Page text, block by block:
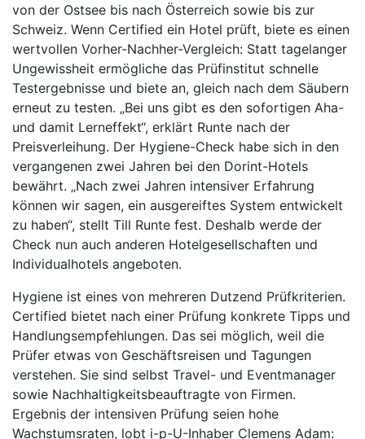
von der Ostsee bis nach Österreich sowie bis zur
Schweiz. Wenn Certified ein Hotel prüft, biete es einen
wertvollen Vorher-Nachher-Vergleich: Statt tagelanger
Ungewissheit ermögliche das Prüfinstitut schnelle
Testergebnisse und biete an, gleich nach dem Säubern
erneut zu testen. „Bei uns gibt es den sofortigen Aha-
und damit Lerneffekt“, erklärt Runte nach der
Preisverleihung. Der Hygiene-Check habe sich in den
vergangenen zwei Jahren bei den Dorint-Hotels
bewährt. „Nach zwei Jahren intensiver Erfahrung
können wir sagen, ein ausgereiftes System entwickelt
zu haben“, stellt Till Runte fest. Deshalb werde der
Check nun auch anderen Hotelgesellschaften und
Individualhotels angeboten.
Hygiene ist eines von mehreren Dutzend Prüfkriterien.
Certified bietet nach einer Prüfung konkrete Tipps und
Handlungsempfehlungen. Das sei möglich, weil die
Prüfer etwas von Geschäftsreisen und Tagungen
verstehen. Sie sind selbst Travel- und Eventmanager
sowie Nachhaltigkeitsbeauftragte von Firmen.
Ergebnis der intensiven Prüfung seien hohe
Wachstumsraten, lobt i-p-U-Inhaber Clemens Adam: